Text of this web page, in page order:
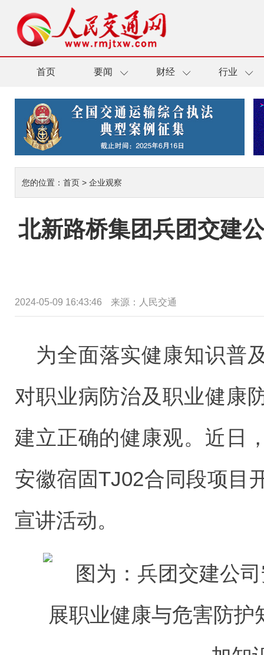
首页 要闻 财经 行业
您的位置： 首页 > 企业观察
北新路桥集团兵团交建
2024-05-09 16:43:46 来源： 人民交通
为全面落实健康知识普
对职业病防治及职业健康
建立正确的健康观。近日
安徽宿固TJ02合同段项目
宣讲活动。